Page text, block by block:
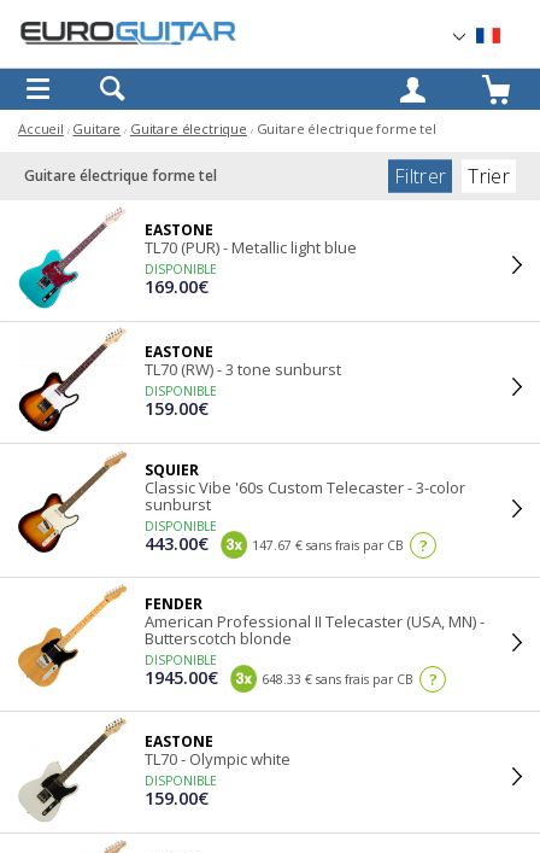
OK
Accueil Guitare Guitare électrique Guitare électrique forme tel
Guitare électrique forme tel Filtrer Trier
EASTONE
TL70 (PUR) - Metallic light blue
DISPONIBLE
169.00€
EASTONE
TL70 (RW) - 3 tone sunburst
DISPONIBLE
159.00€
SQUIER
Classic Vibe '60s Custom Telecaster - 3-color
sunburst
DISPONIBLE
443.00€ 147.67 € sans frais par CB ?
FENDER
American Professional II Telecaster (USA, MN) -
Butterscotch blonde
DISPONIBLE
1945.00€ 648.33 € sans frais par CB ?
EASTONE
TL70 - Olympic white
DISPONIBLE
159.00€